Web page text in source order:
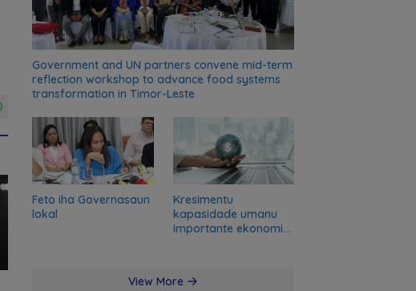
Government and UN partners convene mid-term
reflection workshop to advance food systems
transformation in Timor-Leste
Feto iha Governasaun
lokal
Kresimentu
kapasidade umanu
importante ekonomia
View More